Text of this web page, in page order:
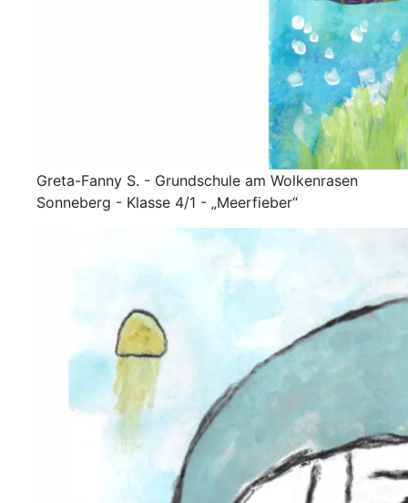
Greta-Fanny S. - Grundschule am Wolkenrasen
Sonneberg - Klasse 4/1 - „Meerfieber“